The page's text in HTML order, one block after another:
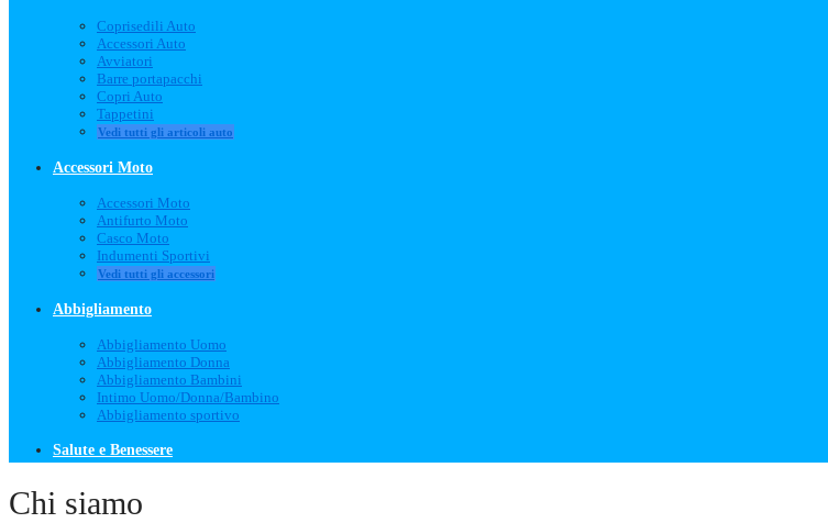
Coprisedili Auto
Accessori Auto
Avviatori
Barre portapacchi
Copri Auto
Tappetini
Vedi tutti gli articoli auto
Accessori Moto
Accessori Moto
Antifurto Moto
Casco Moto
Indumenti Sportivi
Vedi tutti gli accessori
Abbigliamento
Abbigliamento Uomo
Abbigliamento Donna
Abbigliamento Bambini
Intimo Uomo/Donna/Bambino
Abbigliamento sportivo
Salute e Benessere
Chi siamo